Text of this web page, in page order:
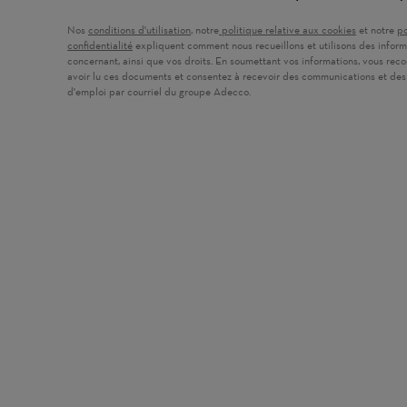
Nos conditions d'utilisation(ouvre dans une nouvelle fenêtre)
, notre politique relative aux cookies (ouvre
et notre
confidentialité (ouvre dans une nouvelle fenêtre)
expliquent comment nous recueillons et utilisons des
concernant, ainsi que vos droits. En soumettant vos informations, vous
avoir lu ces documents et consentez à recevoir des communications et
d'emploi par courriel du groupe Adecco.